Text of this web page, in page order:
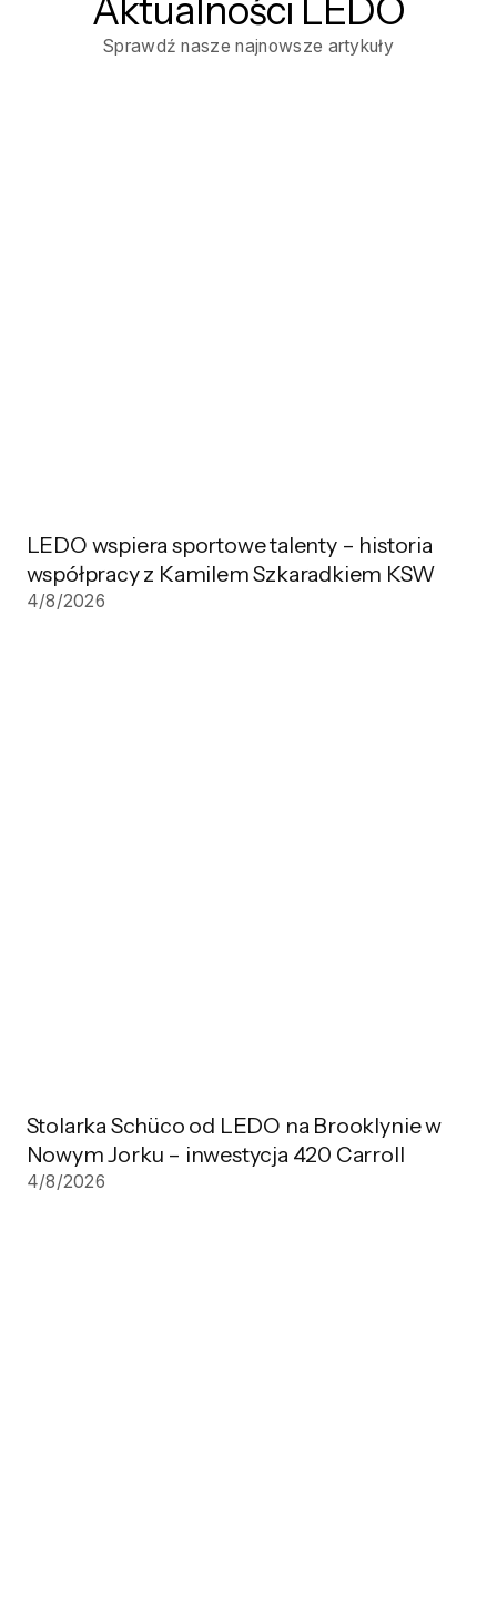
Aktualności LEDO
Sprawdź nasze najnowsze artykuły
LEDO wspiera sportowe talenty – historia
współpracy z Kamilem Szkaradkiem KSW
4/8/2026
Stolarka Schüco od LEDO na Brooklynie w
Nowym Jorku – inwestycja 420 Carroll
4/8/2026